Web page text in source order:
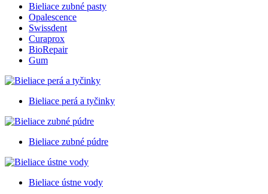
Bieliace zubné pasty
Opalescence
Swissdent
Curaprox
BioRepair
Gum
Bieliace perá a tyčinky
Bieliace zubné púdre
Bieliace ústne vody